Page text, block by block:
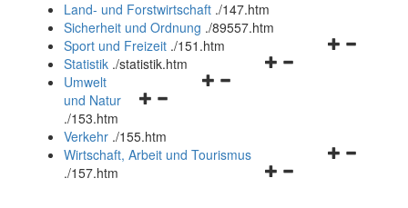
und
schließen
Land- und Forstwirtschaft ./147.htm
Sicherheit und Ordnung ./89557.htm
Navigationsmenü
Sport und Freizeit ./151.htm
Navigationsmenü
Statistik ./statistik.htm
Navigationsmenü
und
schließen
Umwelt
und Natur
./153.htm
Verkehr ./155.htm
Navigationsmenü
Wirtschaft, Arbeit und Tourismus
./157.htm